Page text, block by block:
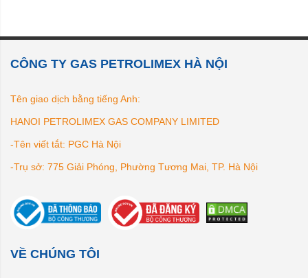
CÔNG TY GAS PETROLIMEX HÀ NỘI
Tên giao dịch bằng tiếng Anh:
HANOI PETROLIMEX GAS COMPANY LIMITED
-Tên viết tắt: PGC Hà Nội
-Trụ sở: 775 Giải Phóng, Phường Tương Mai, TP. Hà Nội
VỀ CHÚNG TÔI